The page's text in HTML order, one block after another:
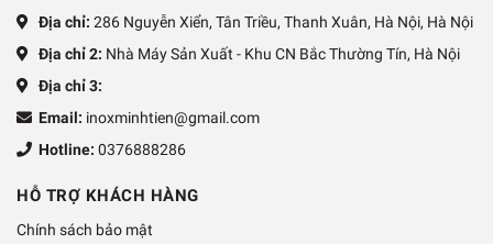
Địa chỉ: 286 Nguyễn Xiển, Tân Triều, Thanh Xuân, Hà Nội, Hà Nội
Địa chỉ 2: Nhà Máy Sản Xuất - Khu CN Bắc Thường Tín, Hà Nội
Địa chỉ 3:
Email: inoxminhtien@gmail.com
Hotline: 0376888286
HỖ TRỢ KHÁCH HÀNG
Chính sách bảo mật